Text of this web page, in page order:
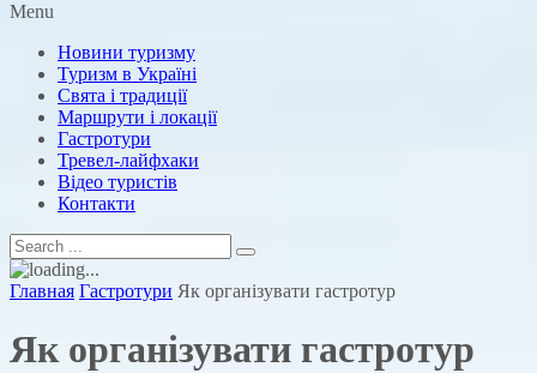
Menu
Новини туризму
Туризм в Україні
Свята і традиції
Маршрути і локації
Гастротури
Тревел-лайфхаки
Відео туристів
Контакти
Главная Гастротури Як організувати гастротур
Як організувати гастротур